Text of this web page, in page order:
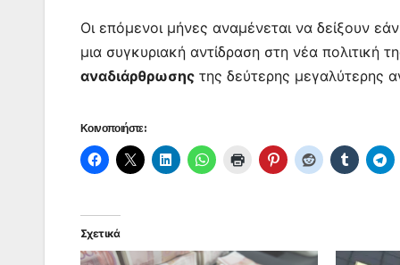
Οι επόμενοι μήνες αναμένεται να δείξουν
μια συγκυριακή αντίδραση στη νέα πολιτική
αναδιάρθρωσης της δεύτερης μεγαλύτερης
Κοινοποιήστε:
Σχετικά